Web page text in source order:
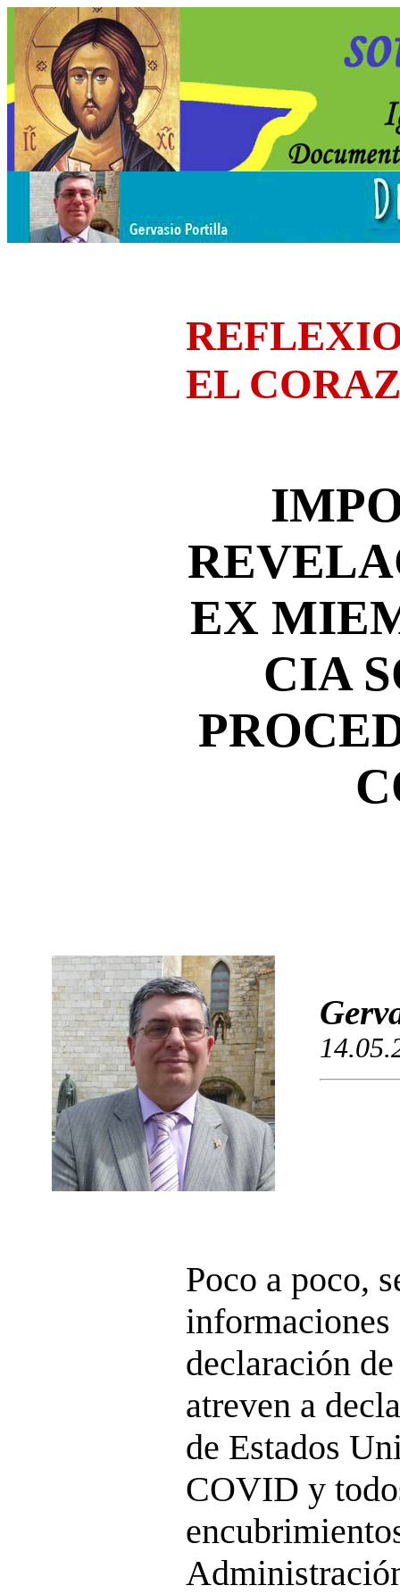
EL
EX
CIA
Poco a poco,
informaciones
declaración
atreven a
de Estados
COVID y